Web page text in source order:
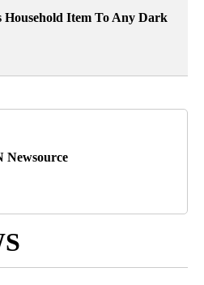
Item To Any Dark
Newsource